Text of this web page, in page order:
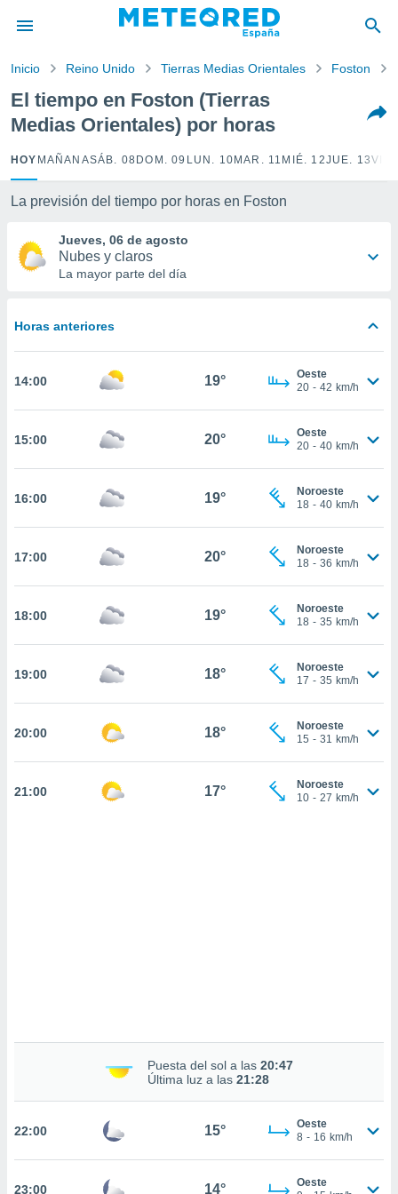
por
para
la
calidad.
a este
las
y
forma
basada
permite
coste.
botón
a la
todas
ya sean
nos
en
perfil
y
de
En
CONTINUAR
Inicio Reino Unido Tierras Medias Orientales Foston
El tiempo en Foston (Tierras
Medias Orientales) por horas
HOY MAÑANASÁB. 08 DOM. 09 LUN. 10 MAR. 11 MIÉ. 12JUE. 13VIE.
La previsión del tiempo por horas en Foston
Jueves, 06 de agosto
Nubes y claros
La mayor parte del día
Horas anteriores
14:00 19°
Oeste
20 - 42 km/h
15:00 20°
Oeste
20 - 40 km/h
16:00 19°
Noroeste
18 - 40 km/h
17:00 20°
Noroeste
18 - 36 km/h
18:00 19°
Noroeste
18 - 35 km/h
19:00 18°
Noroeste
17 - 35 km/h
20:00 18°
Noroeste
15 - 31 km/h
21:00 17°
Noroeste
10 - 27 km/h
Puesta del sol a las 20:47
Última luz a las 21:28
22:00 15°
Oeste
8 - 16 km/h
23:00 14°
Oeste